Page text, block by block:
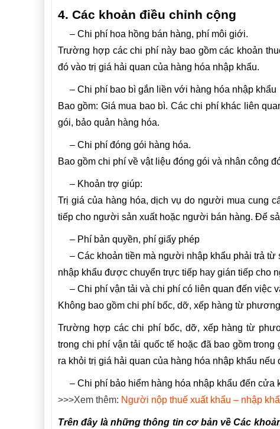
4. Các khoản điều chỉnh cộng
– Chi phí hoa hồng bán hàng, phí môi giới.
Trường hợp các chi phí này bao gồm các khoản
đó vào trị giá hải quan của hàng hóa nhập khẩu.
– Chi phí bao bì gắn liền với hàng hóa nhập khẩu
Bao gồm: Giá mua bao bì. Các chi phí khác liên
gói, bảo quản hàng hóa.
– Chi phí đóng gói hàng hóa.
Bao gồm chi phí về vật liệu đóng gói và nhân công
– Khoản trợ giúp:
Trị giá của hàng hóa, dịch vụ do người mua cung
tiếp cho người sản xuất hoặc người bán hàng. Để
– Phí bản quyền, phí giấy phép
– Các khoản tiền mà người nhập khẩu phải trả từ
nhập khẩu được chuyển trực tiếp hay gián tiếp cho
– Chi phí vận tải và chi phí có liên quan đến việc
Không bao gồm chi phí bốc, dỡ, xếp hàng từ
Trường hợp các chi phí bốc, dỡ, xếp hàng từ
trong chi phí vận tải quốc tế hoặc đã bao gồm
ra khỏi trị giá hải quan của hàng hóa nhập khẩu
– Chi phí bảo hiểm hàng hóa nhập khẩu đến cửa
>>>Xem thêm: Người nộp thuế xuất khẩu – nhập
Trên đây là những thông tin cơ bản về Các